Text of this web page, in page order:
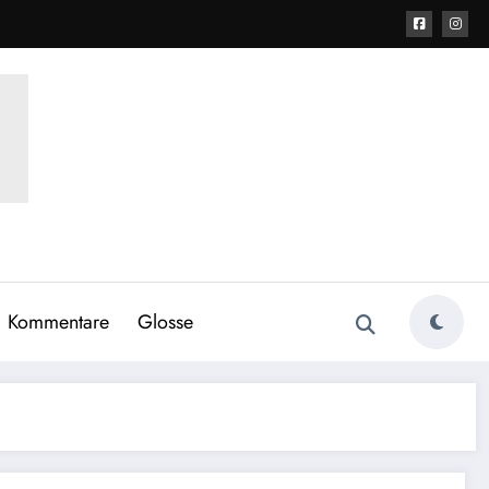
Kommentare Glosse